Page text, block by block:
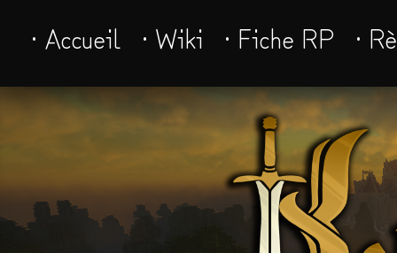
· Accueil · Wiki · Fiche RP ·